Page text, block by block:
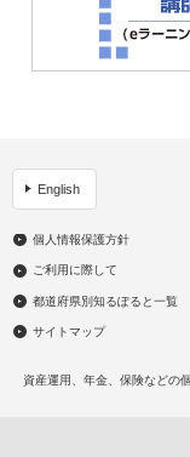
English
個人情報保護方針
ご利用に際して
都道府県別知るぽると一覧
サイトマップ
資産運用、年金、保険などの